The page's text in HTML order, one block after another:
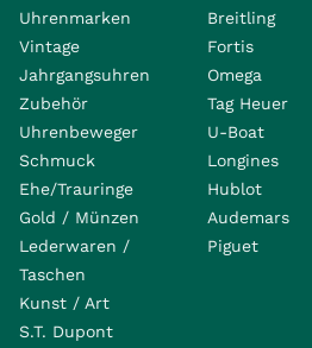
Uhrenmarken
Vintage
Jahrgangsuhren
Zubehör
Uhrenbeweger
Schmuck
Ehe/Trauringe
Gold / Münzen
Lederwaren /
Taschen
Kunst / Art
S.T. Dupont
Breitling
Fortis
Omega
Tag Heuer
U-Boat
Longines
Hublot
Audemars
Piguet